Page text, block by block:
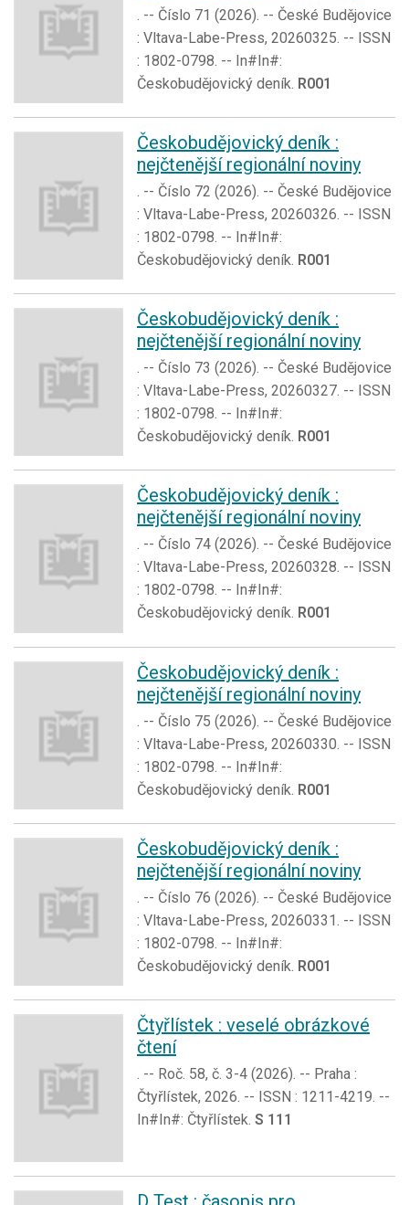
. -- Číslo 71 (2026). -- České Budějovice
: Vltava-Labe-Press, 20260325. -- ISSN
: 1802-0798. -- In#In#:
Českobudějovický deník. R001
Českobudějovický deník :
nejčtenější regionální noviny
. -- Číslo 72 (2026). -- České Budějovice
: Vltava-Labe-Press, 20260326. -- ISSN
: 1802-0798. -- In#In#:
Českobudějovický deník. R001
Českobudějovický deník :
nejčtenější regionální noviny
. -- Číslo 73 (2026). -- České Budějovice
: Vltava-Labe-Press, 20260327. -- ISSN
: 1802-0798. -- In#In#:
Českobudějovický deník. R001
Českobudějovický deník :
nejčtenější regionální noviny
. -- Číslo 74 (2026). -- České Budějovice
: Vltava-Labe-Press, 20260328. -- ISSN
: 1802-0798. -- In#In#:
Českobudějovický deník. R001
Českobudějovický deník :
nejčtenější regionální noviny
. -- Číslo 75 (2026). -- České Budějovice
: Vltava-Labe-Press, 20260330. -- ISSN
: 1802-0798. -- In#In#:
Českobudějovický deník. R001
Českobudějovický deník :
nejčtenější regionální noviny
. -- Číslo 76 (2026). -- České Budějovice
: Vltava-Labe-Press, 20260331. -- ISSN
: 1802-0798. -- In#In#:
Českobudějovický deník. R001
Čtyřlístek : veselé obrázkové
čtení
. -- Roč. 58, č. 3-4 (2026). -- Praha :
Čtyřlístek, 2026. -- ISSN : 1211-4219. --
In#In#: Čtyřlístek. S 111